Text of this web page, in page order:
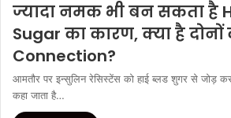
ज्यादा नमक भी बन सकता है
Sugar का कारण, क्या है दोनों
Connection?
आमतौर पर इन्सुलिन रेसिस्टेंस को हाई ब्लड शुगर से जोड़
कहा जाता है…